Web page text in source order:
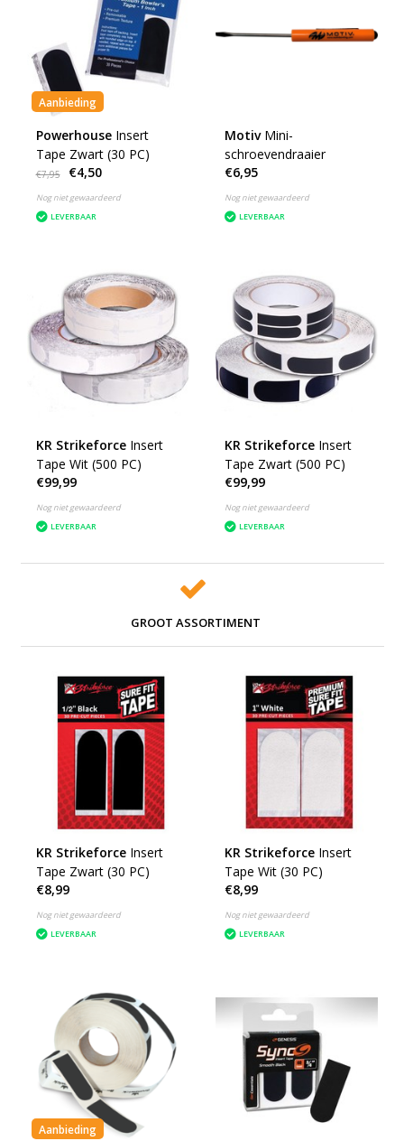
Aanbieding
Powerhouse Insert
Tape Zwart (30 PC)
€7,95 €4,50
Nog niet gewaardeerd
LEVERBAAR
Motiv Mini-
schroevendraaier
€6,95
Nog niet gewaardeerd
LEVERBAAR
KR Strikeforce Insert
Tape Wit (500 PC)
€99,99
Nog niet gewaardeerd
LEVERBAAR
KR Strikeforce Insert
Tape Zwart (500 PC)
€99,99
Nog niet gewaardeerd
LEVERBAAR
GROOT ASSORTIMENT
KR Strikeforce Insert
Tape Zwart (30 PC)
€8,99
Nog niet gewaardeerd
LEVERBAAR
KR Strikeforce Insert
Tape Wit (30 PC)
€8,99
Nog niet gewaardeerd
LEVERBAAR
Aanbieding